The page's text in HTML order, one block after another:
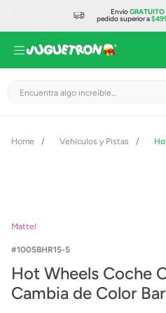
EnvíoGRATUITO
pedido superior a
Encuentra algo increíble...
Vehículos y Pistas
Mattel
1005BHR15-5
Hot Wheels Coche
Cambia de Color